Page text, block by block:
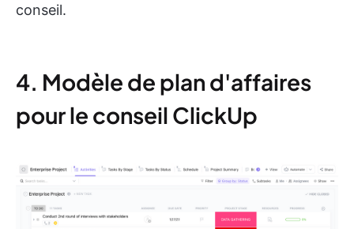
conseil.
4. Modèle de plan d'affaires
pour le conseil ClickUp